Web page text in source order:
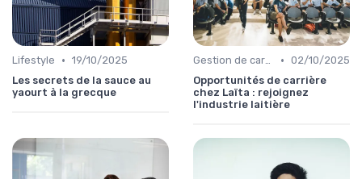
Lifestyle • 19/10/2025
Les secrets de la sauce au
yaourt à la grecque
Gestion de carrière • 02/10/2025
Opportunités de carrière
chez Laïta : rejoignez
l'industrie laitière